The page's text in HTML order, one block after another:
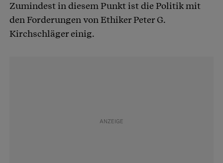
Zumindest in diesem Punkt ist die Politik mit
den Forderungen von Ethiker Peter G.
Kirchschläger einig.